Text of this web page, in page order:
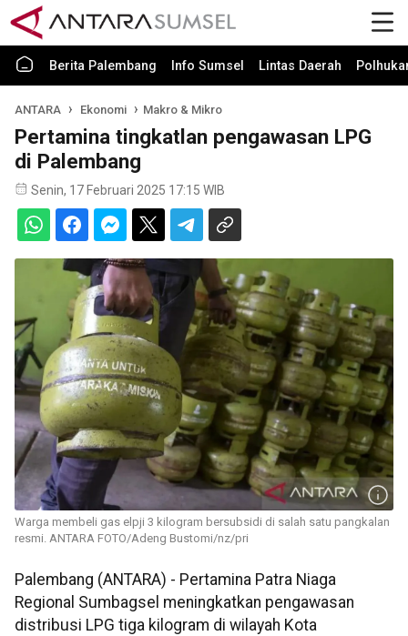
Berita Palembang Info Sumsel Lintas Daerah
ANTARA Ekonomi Makro & Mikro
Pertamina tingkatlan pengawasan LPG
di Palembang
Senin, 17 Februari 2025 17:15 WIB
Warga membeli gas elpji 3 kilogram bersubsidi di salah satu pangkalan
resmi. ANTARA FOTO/Adeng Bustomi/nz/pri
Palembang (ANTARA) - Pertamina Patra Niaga
Regional Sumbagsel meningkatkan pengawasan
distribusi LPG tiga kilogram di wilayah Kota